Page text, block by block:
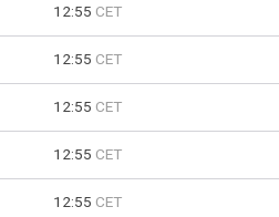
12:55 CET
12:55 CET
12:55 CET
12:55 CET
12:55 CET